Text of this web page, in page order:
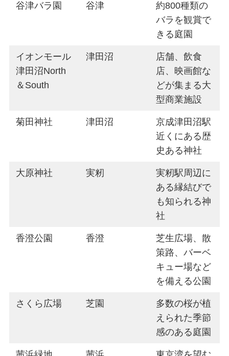
谷津バラ園 谷津
約800種類の
バラを観賞で
きる庭園
イオンモール
津田沼North
＆South
津田沼
店舗、飲食
店、映画館な
どが集まる大
型商業施設
菊田神社 津田沼
京成津田沼駅
近くにある歴
史ある神社
大原神社 実籾
実籾駅周辺に
ある縁結びで
も知られる神
社
香澄公園 香澄
芝生広場、散
策路、バーベ
キュー場など
を備える公園
さくら広場 芝園
多数の桜が植
えられた季節
感のある庭園